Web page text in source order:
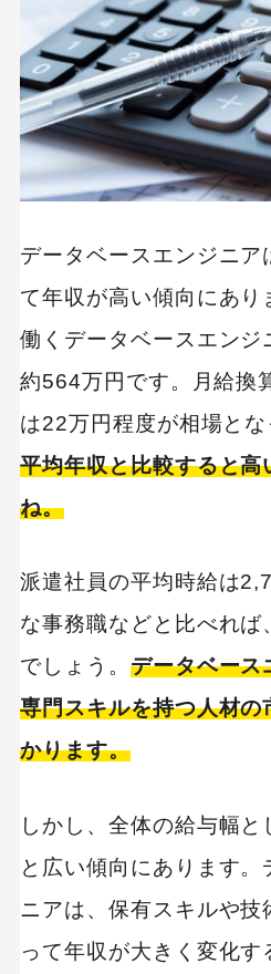
データベースエンジニ
て年収が高い傾向にあり
働くデータベースエンジ
約564万円です。月給換
は22万円程度が相場と
平均年収と比較すると
ね。
派遣社員の平均時給は
な事務職などと比べれば
でしょう。 データベース
専門スキルを持つ人材
かります。
しかし、全体の給与幅
と広い傾向にあります
ニアは、保有スキルや技
って年収が大きく変化す